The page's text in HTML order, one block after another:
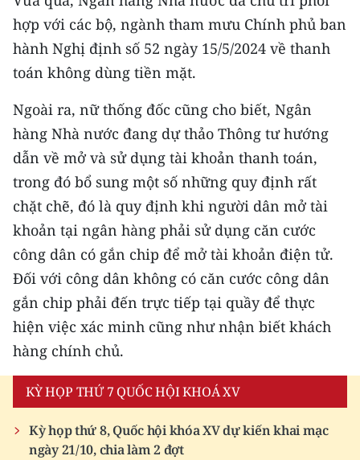
hợp với các bộ, ngành tham mưu Chính phủ ban
hành Nghị định số 52 ngày 15/5/2024 về thanh
toán không dùng tiền mặt.
Ngoài ra, nữ thống đốc cũng cho biết, Ngân
hàng Nhà nước đang dự thảo Thông tư hướng
dẫn về mở và sử dụng tài khoản thanh toán,
trong đó bổ sung một số những quy định rất
chặt chẽ, đó là quy định khi người dân mở tài
khoản tại ngân hàng phải sử dụng căn cước
công dân có gắn chip để mở tài khoản điện tử.
Đối với công dân không có căn cước công dân
gắn chip phải đến trực tiếp tại quầy để thực
hiện việc xác minh cũng như nhận biết khách
hàng chính chủ.
KỲ HỌP THỨ 7 QUỐC HỘI KHOÁ XV
Kỳ họp thứ 8, Quốc hội khóa XV dự kiến khai mạc
ngày 21/10, chia làm 2 đợt